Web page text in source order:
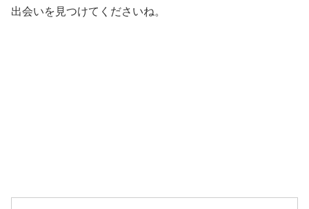
出会いを見つけてくださいね。